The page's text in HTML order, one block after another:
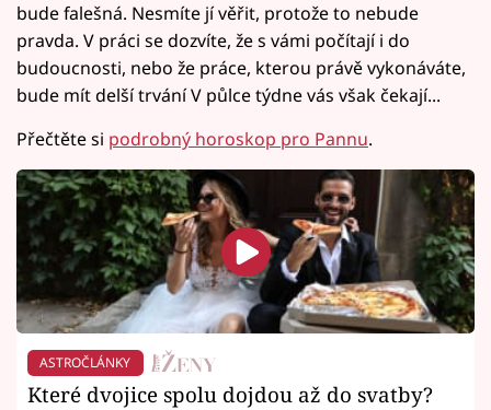
bude falešná. Nesmíte jí věřit, protože to nebude
pravda. V práci se dozvíte, že s vámi počítají i do
budoucnosti, nebo že práce, kterou právě vykonáváte,
bude mít delší trvání V půlce týdne vás však čekají...
Přečtěte si podrobný horoskop pro Pannu.
ASTROČLÁNKY
Které dvojice spolu dojdou až do svatby?